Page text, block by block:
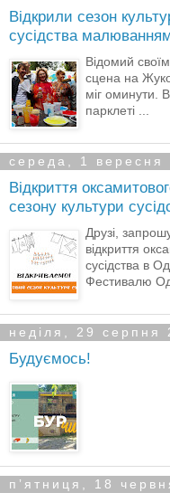
Відкрили сезон
сусідства
Відомий
сцена на
міг оминути.
парклеті ...
середа, 1 вересня
Відкриття
сезону культури
Друзі,
відкриття
сусідства в
Фестивалю
неділя, 29 серпня
Будуємось!
пʼятниця, 18